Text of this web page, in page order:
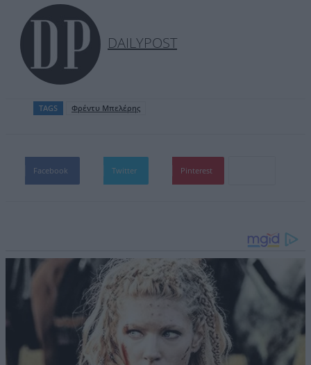
DAILYPOST
TAGS Φρέντυ Μπελέρης
Facebook Twitter Pinterest